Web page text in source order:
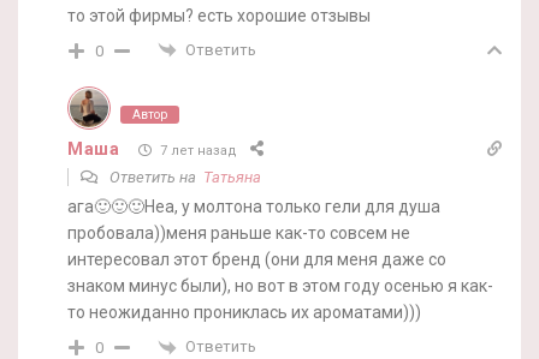
то этой фирмы? есть хорошие отзывы
0 Ответить
Автор
Маша 7 лет назад
Ответить на Татьяна
ага🙂🙂🙂Неа, у молтона только гели для душа
пробовала))меня раньше как-то совсем не
интересовал этот бренд (они для меня даже со
знаком минус были), но вот в этом году осенью я как-
то неожиданно прониклась их ароматами)))
0 Ответить